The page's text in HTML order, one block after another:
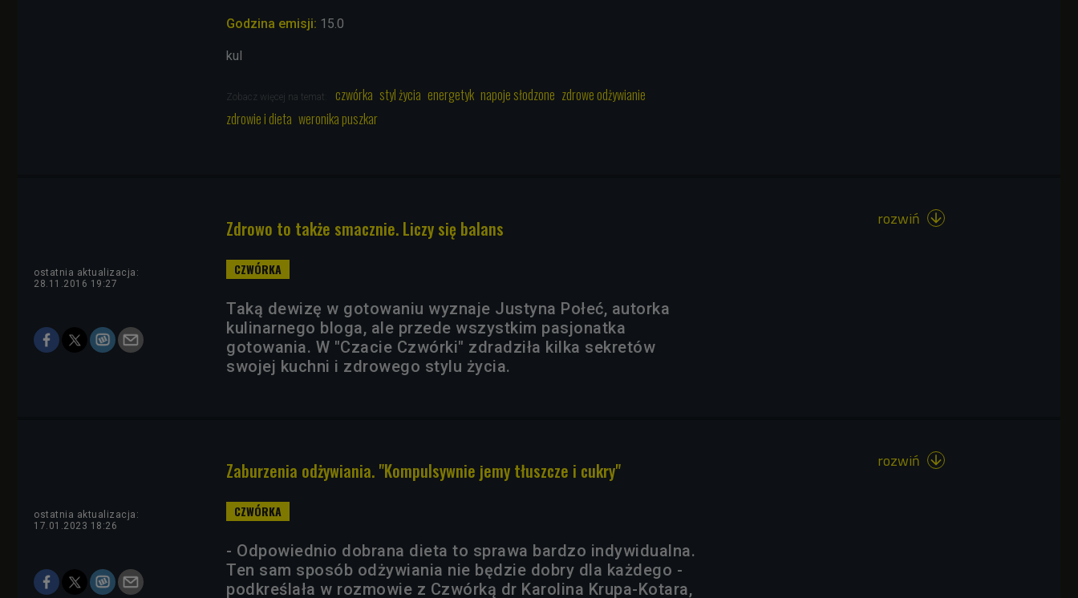
Godzina emisji: 15.0
kul
Zobacz więcej na temat: czwórka styl życia energetyk napoje słodzone zdrowe odżywianie
zdrowie i dieta weronika puszkar
Zdrowo to także smacznie. Liczy się balans
ostatnia aktualizacja:
28.11.2016 19:27
Taką dewizę w gotowaniu wyznaje Justyna Połeć, autorka
kulinarnego bloga, ale przede wszystkim pasjonatka
gotowania. W "Czacie Czwórki" zdradziła kilka sekretów
swojej kuchni i zdrowego stylu życia.
rozwiń 
Zaburzenia odżywiania. "Kompulsywnie jemy tłuszcze i cukry"
ostatnia aktualizacja:
17.01.2023 18:26
- Odpowiednio dobrana dieta to sprawa bardzo indywidualna.
Ten sam sposób odżywiania nie będzie dobry dla każdego -
podkreślała w rozmowie z Czwórką dr Karolina Krupa-Kotara,
rozwiń 